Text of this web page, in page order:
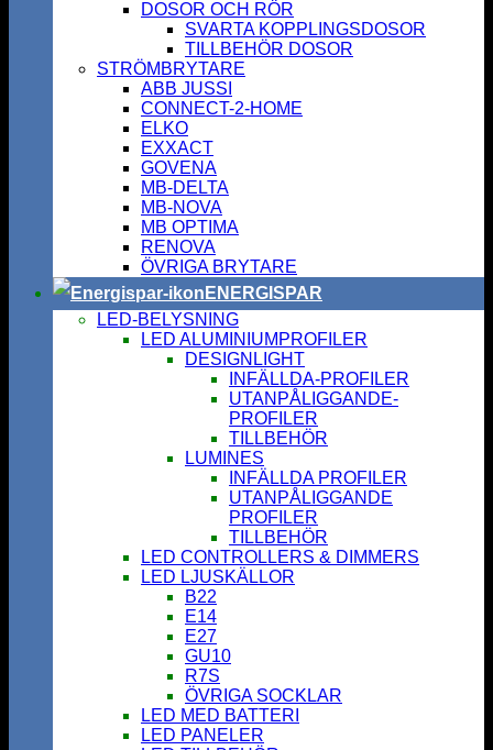
DOSOR OCH RÖR
SVARTA KOPPLINGSDOSOR
TILLBEHÖR DOSOR
STRÖMBRYTARE
ABB JUSSI
CONNECT-2-HOME
ELKO
EXXACT
GOVENA
MB-DELTA
MB-NOVA
MB OPTIMA
RENOVA
ÖVRIGA BRYTARE
ENERGISPAR
LED-BELYSNING
LED ALUMINIUMPROFILER
DESIGNLIGHT
INFÄLLDA-PROFILER
UTANPÅLIGGANDE-
PROFILER
TILLBEHÖR
LUMINES
INFÄLLDA PROFILER
UTANPÅLIGGANDE
PROFILER
TILLBEHÖR
LED CONTROLLERS & DIMMERS
LED LJUSKÄLLOR
B22
E14
E27
GU10
R7S
ÖVRIGA SOCKLAR
LED MED BATTERI
LED PANELER